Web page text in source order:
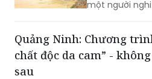
một người
Quảng Ninh: Chương
chất độc da cam” -
sau